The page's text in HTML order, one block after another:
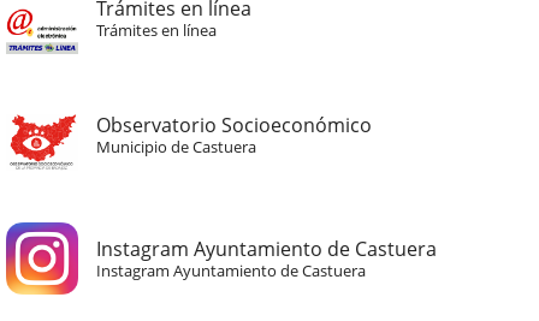
Trámites en línea
Trámites en línea
Observatorio Socioeconómico
Municipio de Castuera
Instagram Ayuntamiento de Castuera
Instagram Ayuntamiento de Castuera